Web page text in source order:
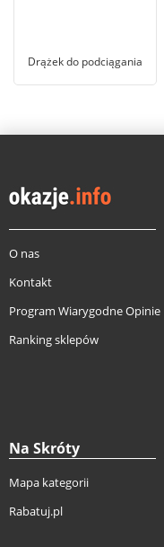
Drążek do podciągania
O nas
Kontakt
Program Wiarygodne Opinie
Ranking sklepów
Na Skróty
Mapa kategorii
Rabatuj.pl